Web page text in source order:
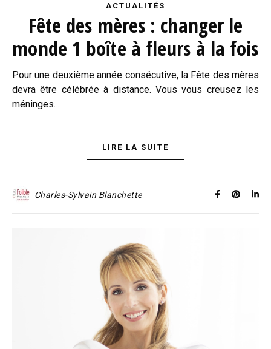
ACTUALITÉS
Fête des mères : changer le
monde 1 boîte à fleurs à la fois
Pour une deuxième année consécutive, la Fête des mères
devra être célébrée à distance. Vous vous creusez les
méninges…
LIRE LA SUITE
Charles-Sylvain Blanchette